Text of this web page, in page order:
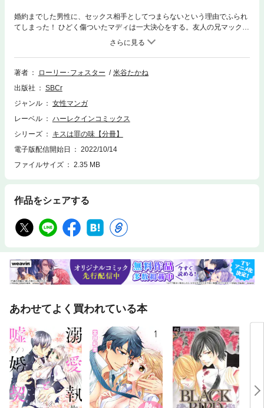
婚約までした男性に、セックス相手としてつまらないという理由でふられ
てしまった！ ひどく傷ついたマディは一大決心をする。友人の兄マックス
は有名なプレイボーイだ。彼を利用して恋愛テクニックを学び、もう２度
と男性に傷つけられない女性になりたい。ところが、いざマックスを目の
前にすると、圧倒的な魅力にめまいがしそうになった。あり得ないほどの
ハンサムだ…。勇気を出して幼いキスをしかけてくるマディを、彼は鼻で
著者 ローリー･フォスター
米谷たかね
出版社
SBCr
ジャンル
女性マンガ
レーベル
ハーレクインコミックス
シリーズ
キスは罪の味【分冊】
電子版配信開始日
2022/10/14
ファイルサイズ
2.35 MB
作品をシェアする
あわせてよく買われている本